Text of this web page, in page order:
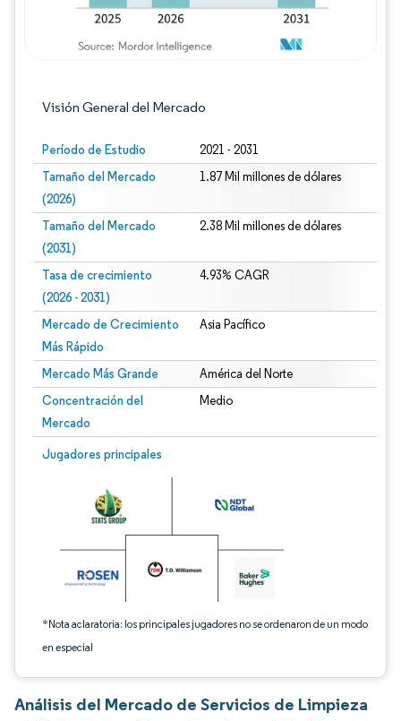
Visión General del Mercado
Período de Estudio 2021 - 2031
Tamaño del Mercado
(2026)
1.87 Mil millones de dólares
Tamaño del Mercado
(2031)
2.38 Mil millones de dólares
Tasa de crecimiento
(2026 - 2031)
4.93% CAGR
Mercado de Crecimiento
Más Rápido
Asia Pacífico
Mercado Más Grande América del Norte
Concentración del
Mercado
Medio
Jugadores principales
*Nota aclaratoria: los principales jugadores no se ordenaron de un modo
en especial
Imagen © Mordor Intelligence. El uso requiere atribución según CC BY 4.0.
Análisis del Mercado de Servicios de Limpieza